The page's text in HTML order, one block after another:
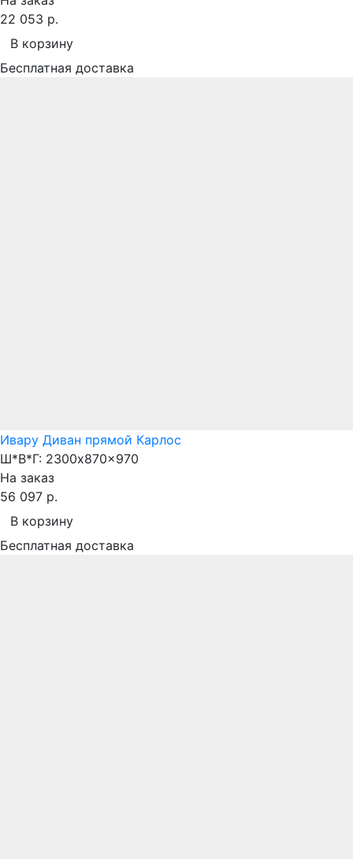
22 053 р.
В корзину
Бесплатная доставка
Ивару Диван прямой Карлос
Ш*В*Г: 2300x870x970
На заказ
56 097 р.
В корзину
Бесплатная доставка